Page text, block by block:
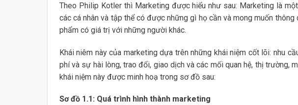
Theo Philip Kotler thì Marketing được hiểu như sau: Marketing là
các cá nhân và tập thể có được những gì họ cần và mong muốn
phẩm có giá trị với những người khác.
Khái niêm này của marketing dựa trên những khái niệm cốt lõi: nhu
phí và sự hài lòng, trao đổi, giao dịch và các mối quan hệ, thị trường,
khái niệm này được minh hoạ trong sơ đồ sau:
Sơ đồ 1.1: Quá trình hình thành marketing